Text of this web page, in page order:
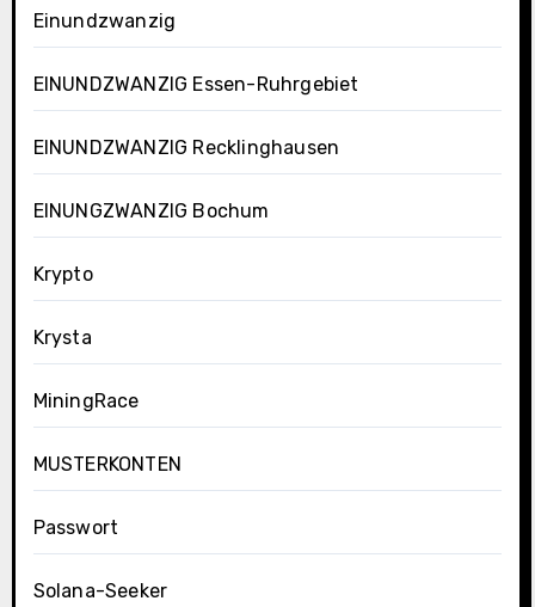
Einundzwanzig
EINUNDZWANZIG Essen-Ruhrgebiet
EINUNDZWANZIG Recklinghausen
EINUNGZWANZIG Bochum
Krypto
Krysta
MiningRace
MUSTERKONTEN
Passwort
Solana-Seeker